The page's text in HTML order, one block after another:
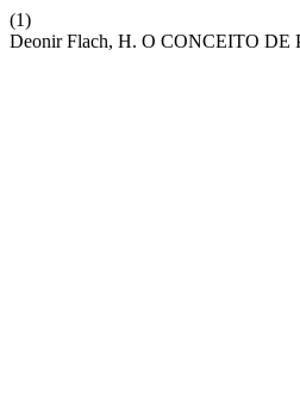
(1)
Deonir Flach, H. O CONCEITO DE